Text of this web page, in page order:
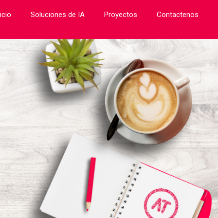
Soluciones de IA Proyectos Contactenos